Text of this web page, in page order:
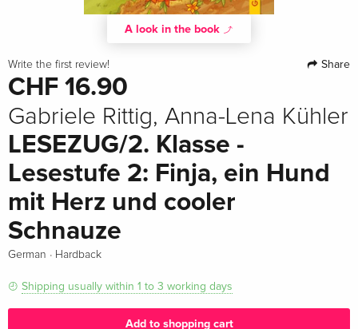
A look in the book
Write the first review! Share
CHF 16.90
Gabriele Rittig, Anna-Lena Kühler
LESEZUG/2. Klasse -
Lesestufe 2: Finja, ein Hund
mit Herz und cooler
Schnauze
German · Hardback
Shipping usually within 1 to 3 working days
Add to shopping cart